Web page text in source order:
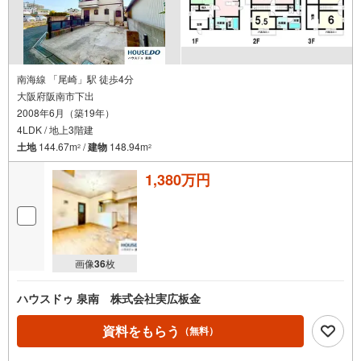
南海線 「尾崎」駅 徒歩4分
大阪府阪南市下出
2008年6月（築19年）
4LDK / 地上3階建
土地144.67m2 /建物 148.94m2
画像36枚
1,380万円
ハウスドゥ 泉南 株式会社実広板金
資料をもらう （無料）